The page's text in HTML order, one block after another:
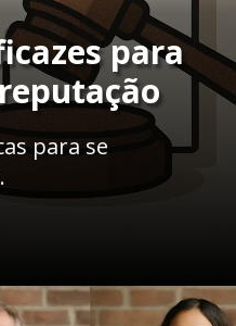
para
para se